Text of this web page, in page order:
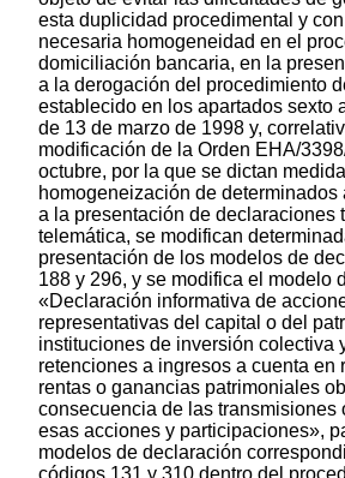
esta duplicidad procedimental y
necesaria homogeneidad en el
domiciliación bancaria, en la
a la derogación del procedimiento
establecido en los apartados sexto
de 13 de marzo de 1998 y,
modificación de la Orden EHA/
octubre, por la que se dictan
homogeneización de determinados
a la presentación de declaraciones
telemática, se modifican
presentación de los modelos de
188 y 296, y se modifica el modelo
«Declaración informativa de
representativas del capital o del
instituciones de inversión colectiva
retenciones a ingresos a cuenta en
rentas o ganancias patrimoniales
consecuencia de las transmisiones
esas acciones y participaciones»,
modelos de declaración
códigos 131 y 310 dentro del